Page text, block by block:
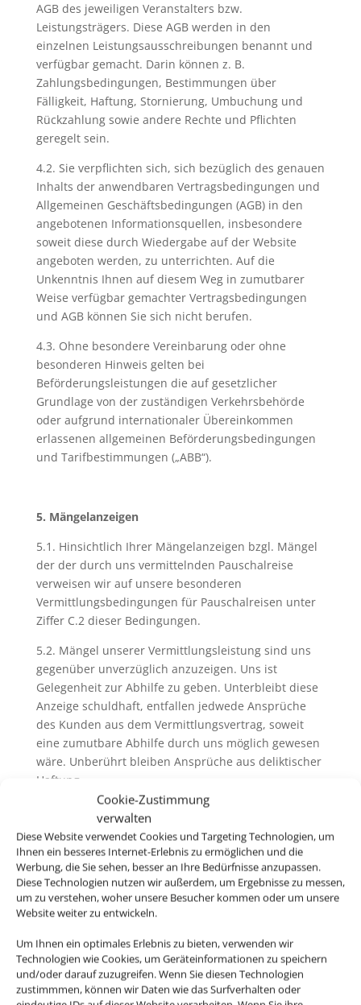
Cookie-Zustimmung
verwalten
Diese Website verwendet Cookies und Targeting Technologien, um
Ihnen ein besseres Internet-Erlebnis zu ermöglichen und die
Werbung, die Sie sehen, besser an Ihre Bedürfnisse anzupassen.
Diese Technologien nutzen wir außerdem, um Ergebnisse zu messen,
um zu verstehen, woher unsere Besucher kommen oder um unsere
Website weiter zu entwickeln.
Um Ihnen ein optimales Erlebnis zu bieten, verwenden wir
Technologien wie Cookies, um Geräteinformationen zu speichern
und/oder darauf zuzugreifen. Wenn Sie diesen Technologien
zustimmmen, können wir Daten wie das Surfverhalten oder
AGB des jeweiligen Veranstalters bzw.
Leistungsträgers. Diese AGB werden in den
einzelnen Leistungsausschreibungen benannt und
verfügbar gemacht. Darin können z. B.
Zahlungsbedingungen, Bestimmungen über
Fälligkeit, Haftung, Stornierung, Umbuchung und
Rückzahlung sowie andere Rechte und Pflichten
geregelt sein.
4.2. Sie verpflichten sich, sich bezüglich des genauen
Inhalts der anwendbaren Vertragsbedingungen und
Allgemeinen Geschäftsbedingungen (AGB) in den
angebotenen Informationsquellen, insbesondere
soweit diese durch Wiedergabe auf der Website
angeboten werden, zu unterrichten. Auf die
Unkenntnis Ihnen auf diesem Weg in zumutbarer
Weise verfügbar gemachter Vertragsbedingungen
und AGB können Sie sich nicht berufen.
4.3. Ohne besondere Vereinbarung oder ohne
besonderen Hinweis gelten bei
Beförderungsleistungen die auf gesetzlicher
Grundlage von der zuständigen Verkehrsbehörde
oder aufgrund internationaler Übereinkommen
erlassenen allgemeinen Beförderungsbedingungen
und Tarifbestimmungen („ABB“).
5. Mängelanzeigen
5.1. Hinsichtlich Ihrer Mängelanzeigen bzgl. Mängel
der der durch uns vermittelnden Pauschalreise
verweisen wir auf unsere besonderen
Vermittlungsbedingungen für Pauschalreisen unter
Ziffer C.2 dieser Bedingungen.
5.2. Mängel unserer Vermittlungsleistung sind uns
gegenüber unverzüglich anzuzeigen. Uns ist
Gelegenheit zur Abhilfe zu geben. Unterbleibt diese
Anzeige schuldhaft, entfallen jedwede Ansprüche
des Kunden aus dem Vermittlungsvertrag, soweit
eine zumutbare Abhilfe durch uns möglich gewesen
wäre. Unberührt bleiben Ansprüche aus deliktischer
Haftung.
6. Pass-, Visa und gesundheitspolizeiliche
Formalitäten
6.1. Bei der Buchung von Pauschalreisen werden Sie
von uns und ggfs. vom Reiseveranstalter über
Bestimmungslandes, sowie die ungefähren Fristen
der Erlangung von Visa sowie
gesundheitspolizeiliche Formalitäten unterrichtet.